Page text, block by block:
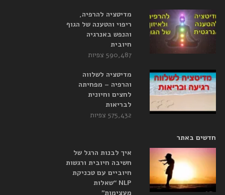
מדיטציה להרפיה,
ריפוי והטענה של הגוף
והנפש באנרגיה
חיובית
590,487 צפיות
מדיטציה לשלווה
והרפיה – מפחיתה
לחצים וחיונית
לבריאות
575,432 צפיות
חדשים באתר
איך לבנות הרגל של
חשיבה חיובית ורגשות
חיוביים עם טכניקת
NLP “שאלות
מעצימות”